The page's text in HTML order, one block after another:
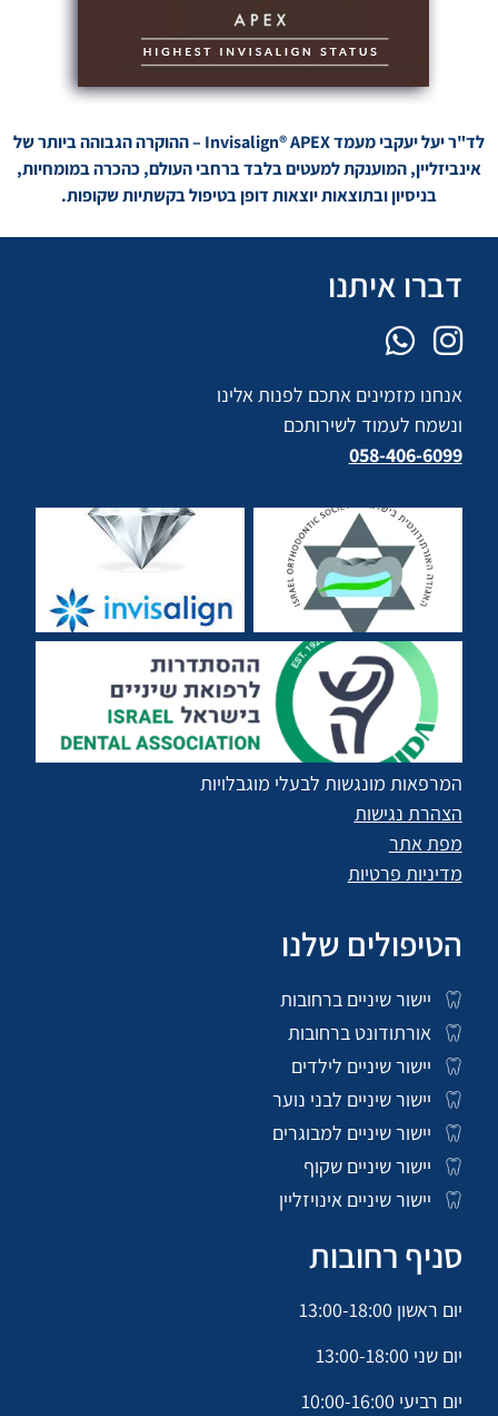
לד"ר יעל יעקבי מעמד Invisalign® APEX – ההוקרה הגבוהה ביותר של
אינביזליין, המוענקת למעטים בלבד ברחבי העולם, כהכרה במומחיות,
בניסיון ובתוצאות יוצאות דופן בטיפול בקשתיות שקופות.
דברו איתנו
אנחנו מזמינים אתכם לפנות אלינו
ונשמח לעמוד לשירותכם
058-406-6099
המרפאות מונגשות לבעלי מוגבלויות
הצהרת נגישות
מפת אתר
מדיניות פרטיות
הטיפולים שלנו
יישור שיניים ברחובות
אורתודונט ברחובות
יישור שיניים לילדים
יישור שיניים לבני נוער
יישור שיניים למבוגרים
יישור שיניים שקוף
יישור שיניים אינויזליין
סניף רחובות
יום ראשון 13:00-18:00
יום שני 13:00-18:00
יום רביעי 10:00-16:00